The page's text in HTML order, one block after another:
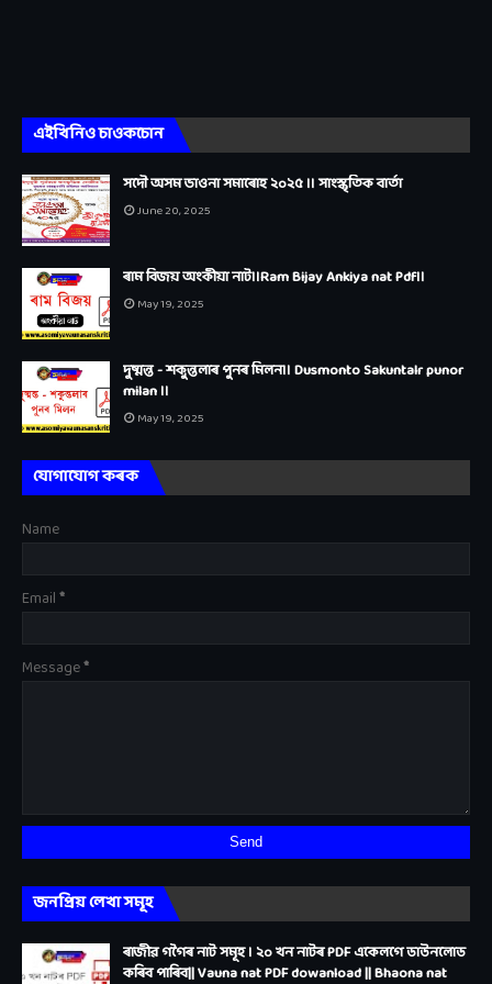
এইখিনিও চাওকচোন
সদৌ অসম ভাওনা‌ সমাৰোহ ২০২৫ ।। সাংস্কৃতিক বাৰ্তা
June 20, 2025
ৰাম বিজয় অংকীয়া নাট।।Ram Bijay Ankiya nat Pdf।।
May 19, 2025
দুষ্মন্ত - শকুন্তলাৰ পুনৰ মিলন।। Dusmonto Sakuntalr punor
milan ।।
May 19, 2025
যোগাযোগ কৰক
Name
Email*
Message*
জনপ্ৰিয় লেখা সমূহ
ৰাজীৱ গগৈৰ নাট সমূহ । ২০ খন নাটৰ PDF একেলগে ডাউনলোড
কৰিব পাৰিব|| Vauna nat PDF dowanload || Bhaona nat